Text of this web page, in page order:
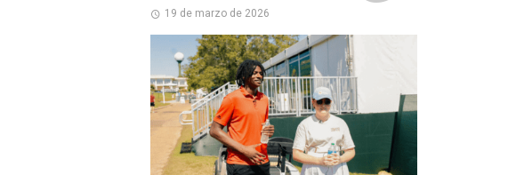
19 de marzo de 2026